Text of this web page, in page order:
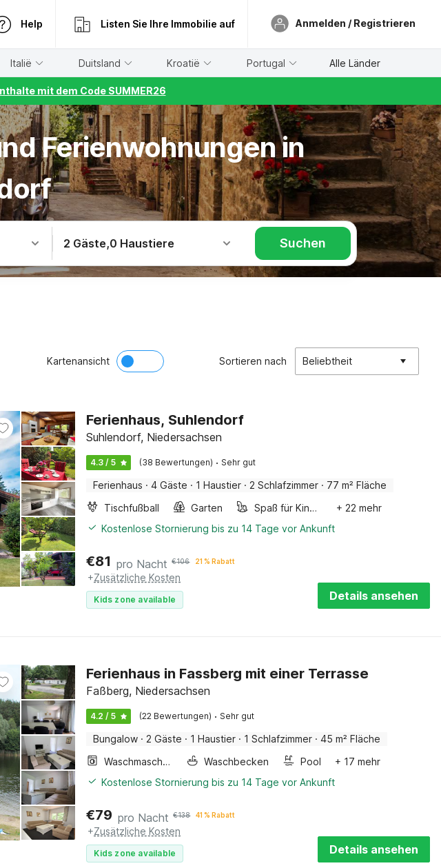
Help Listen Sie Ihre Immobilie auf Anmelden / Registrieren
Italië Duitsland Kroatië Portugal Alle Länder
mit dem Code SUMMER26
Ferienwohnungen in
2 Gäste,0 Haustiere Suchen
Kartenansicht Sortieren nach Beliebtheit
Ferienhaus, Suhlendorf
Suhlendorf, Niedersachsen
4.3 / 5 (38 Bewertungen) · Sehr gut
Ferienhaus · 4 Gäste · 1 Haustier · 2 Schlafzimmer · 77 m² Fläche
Tischfußball
Garten Spaß für Kinder
+ 22 mehr
Kostenlose Stornierung bis zu 14 Tage vor Ankunft
€81 pro Nacht €106 21 % Rabatt
+Zusätzliche Kosten
Kids zone available Details ansehen
Ferienhaus in Fassberg mit einer Terrasse
Faßberg, Niedersachsen
4.2 / 5 (22 Bewertungen) · Sehr gut
Bungalow · 2 Gäste · 1 Haustier · 1 Schlafzimmer · 45 m² Fläche
Waschmaschine
Waschbecken Pool
+ 17 mehr
Kostenlose Stornierung bis zu 14 Tage vor Ankunft
€79 pro Nacht €138 41 % Rabatt
+Zusätzliche Kosten
Kids zone available Details ansehen